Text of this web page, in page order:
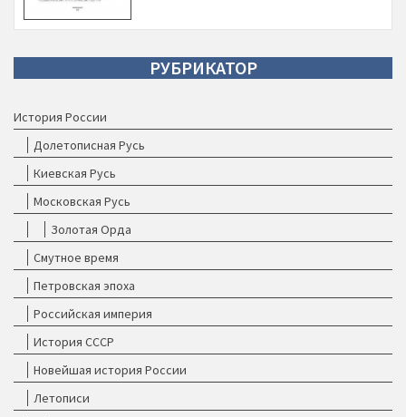
РУБРИКАТОР
История России
Долетописная Русь
Киевская Русь
Московская Русь
Золотая Орда
Смутное время
Петровская эпоха
Российская империя
История СССР
Новейшая история России
Летописи